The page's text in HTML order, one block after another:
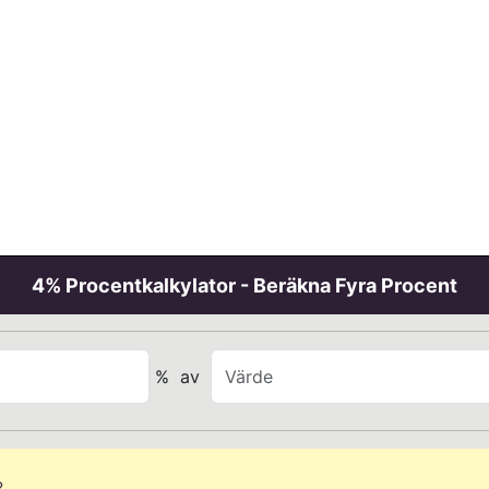
4% Procentkalkylator - Beräkna Fyra Procent
% av